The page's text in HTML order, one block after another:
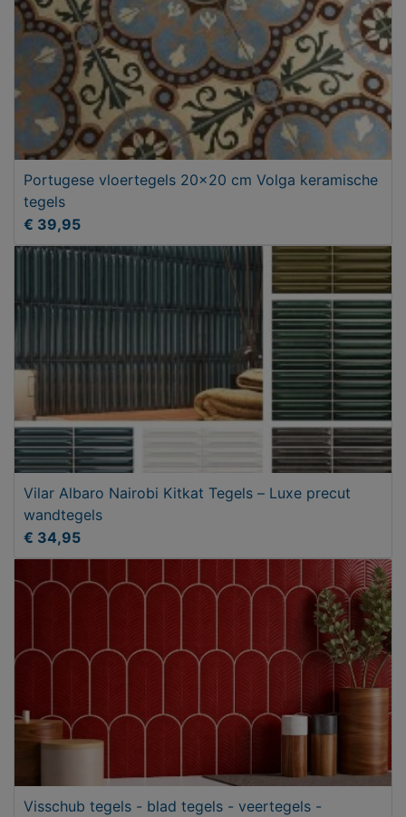
Portugese vloertegels 20x20 cm Volga keramische
tegels
€ 39,95
Vilar Albaro Nairobi Kitkat Tegels – Luxe precut
wandtegels
€ 34,95
Visschub tegels - blad tegels - veertegels -